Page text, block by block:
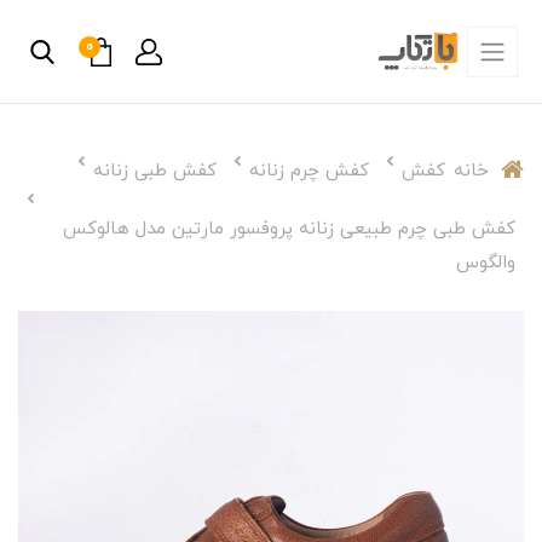
0
خانه کفش کفش چرم زنانه کفش طبی زنانه
کفش طبی چرم طبیعی زنانه پروفسور مارتین مدل هالوکس
والگوس